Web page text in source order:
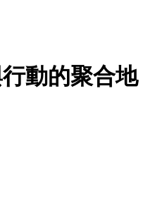
動的聚合地